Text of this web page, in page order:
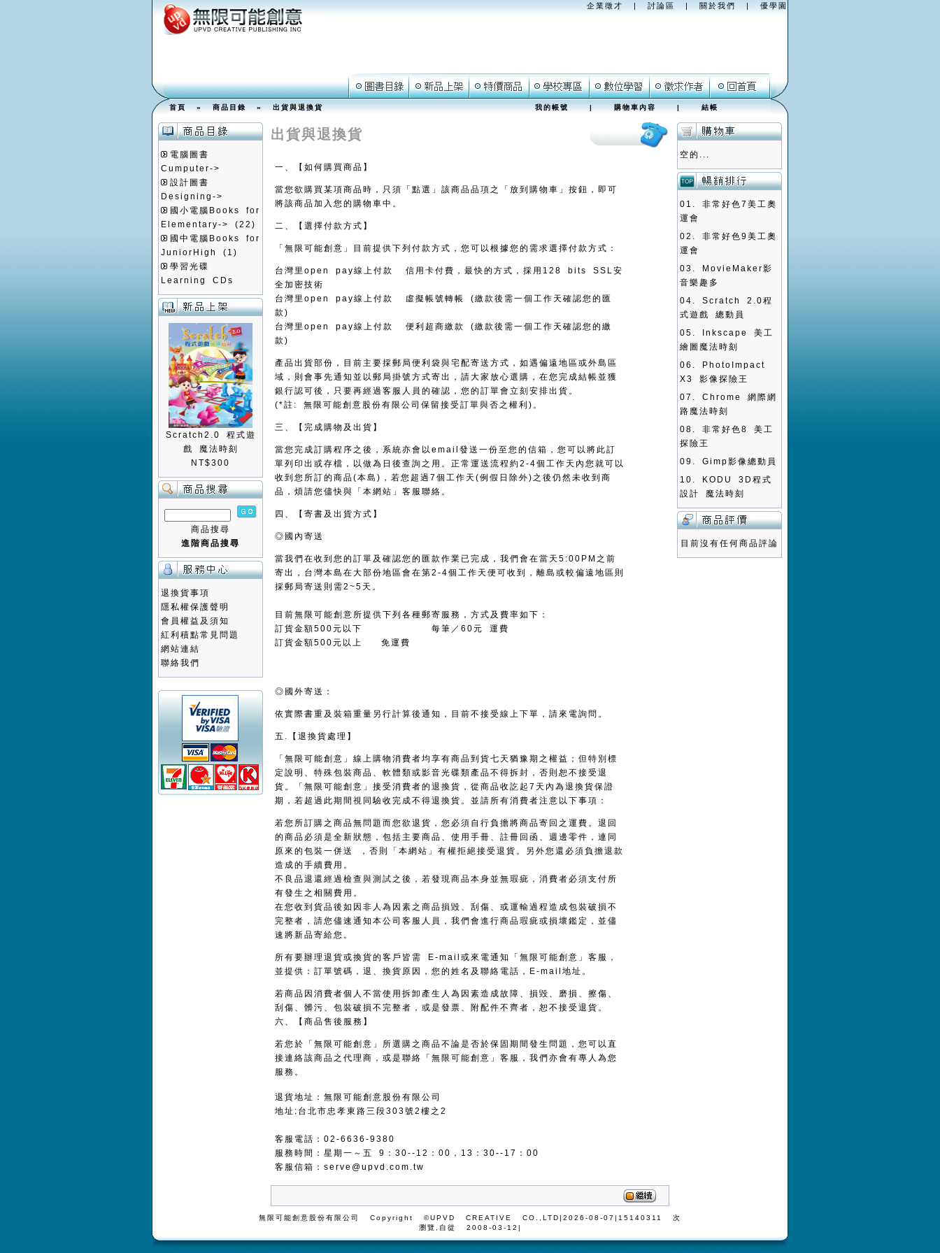
企業徵才 | 討論區 | 關於我們 | 優學園
首頁»商品目錄»出貨與退換貨 我的帳號|購物車內容|結帳
電腦圖書
Cumputer->
設計圖書
Designing->
國小電腦Books for
Elementary->
(22)
國中電腦Books for
JuniorHigh
(1)
學習光碟
Learning CDs
Scratch2.0 程式遊
戲 魔法時刻
NT$300
商品搜尋
進階商品搜尋
退換貨事項
隱私權保護聲明
會員權益及須知
紅利積點常見問題
網站連結
聯絡我們
出貨與退換貨
一、【如何購買商品】
當您欲購買某項商品時，只須「點選」該商品品項之「放到購物車」按鈕，即可
將該商品加入您的購物車中。
二、【選擇付款方式】
「無限可能創意」目前提供下列付款方式，您可以根據您的需求選擇付款方式：
台灣里open pay線上付款 信用卡付費，最快的方式，採用128 bits SSL安
全加密技術
台灣里open pay線上付款 虛擬帳號轉帳 (繳款後需一個工作天確認您的匯
款)
台灣里open pay線上付款 便利超商繳款 (繳款後需一個工作天確認您的繳
款)
產品出貨部份，目前主要採郵局便利袋與宅配寄送方式，如遇偏遠地區或外島區
域，則會事先通知並以郵局掛號方式寄出，請大家放心選購，在您完成結帳並獲
銀行認可後，只要再經過客服人員的確認，您的訂單會立刻安排出貨。
(*註: 無限可能創意股份有限公司保留接受訂單與否之權利)。
三、【完成購物及出貨】
當您完成訂購程序之後，系統亦會以email發送一份至您的信箱，您可以將此訂
單列印出或存檔，以做為日後查詢之用。正常運送流程約2-4個工作天內您就可以
收到您所訂的商品(本島)，若您超過7個工作天(例假日除外)之後仍然未收到商
品，煩請您儘快與「本網站」客服聯絡。
四、【寄書及出貨方式】
◎國內寄送
當我們在收到您的訂單及確認您的匯款作業已完成，我們會在當天5:00PM之前
寄出，台灣本島在大部份地區會在第2-4個工作天便可收到，離島或較偏遠地區則
採郵局寄送則需2~5天。
目前無限可能創意所提供下列各種郵寄服務，方式及費率如下：
訂貨金額500元以下 每筆／60元 運費
訂貨金額500元以上 免運費
◎國外寄送：
依實際書重及裝箱重量另行計算後通知，目前不接受線上下單，請來電詢問。
五.【退換貨處理】
「無限可能創意」線上購物消費者均享有商品到貨七天猶豫期之權益；但特別標
定說明、特殊包裝商品、軟體類或影音光碟類產品不得拆封，否則恕不接受退
貨。「無限可能創意」接受消費者的退換貨，從商品收訖起7天內為退換貨保證
期，若超過此期間視同驗收完成不得退換貨。並請所有消費者注意以下事項：
若您所訂購之商品無問題而您欲退貨，您必須自行負擔將商品寄回之運費。退回
的商品必須是全新狀態，包括主要商品、使用手冊、註冊回函、週邊零件，連同
原來的包裝一併送 ，否則「本網站」有權拒絕接受退貨。另外您還必須負擔退款
造成的手續費用。
不良品退還經過檢查與測試之後，若發現商品本身並無瑕疵，消費者必須支付所
有發生之相關費用。
在您收到貨品後如因非人為因素之商品損毀、刮傷、或運輸過程造成包裝破損不
完整者，請您儘速通知本公司客服人員，我們會進行商品瑕疵或損壞鑑定，並儘
速將新品寄給您。
所有要辦理退貨或換貨的客戶皆需 E-mail或來電通知「無限可能創意」客服，
並提供：訂單號碼，退、換貨原因，您的姓名及聯絡電話，E-mail地址。
若商品因消費者個人不當使用拆卸產生人為因素造成故障、損毀、磨損、擦傷、
刮傷、髒污、包裝破損不完整者，或是發票、附配件不齊者，恕不接受退貨。
六、【商品售後服務】
若您於「無限可能創意」所選購之商品不論是否於保固期間發生問題，您可以直
接連絡該商品之代理商，或是聯絡「無限可能創意」客服，我們亦會有專人為您
服務。
退貨地址：無限可能創意股份有限公司
地址:台北市忠孝東路三段303號2樓之2
客服電話：02-6636-9380
服務時間：星期一～五 9：30--12：00，13：30--17：00
客服信箱： serve@upvd.com.tw
空的...
01. 非常好色7美工奧
運會
02. 非常好色9美工奧
運會
03.
MovieMaker影
音樂趣多
04. Scratch 2.0程
式遊戲 總動員
05.
Inkscape 美工
繪圖魔法時刻
06.
PhotoImpact
X3 影像探險王
07. Chrome 網際網
路魔法時刻
08. 非常好色8 美工
探險王
09. Gimp影像總動員
10.
KODU 3D程式
設計 魔法時刻
目前沒有任何商品評論
無限可能創意股份有限公司 Copyright ©UPVD CREATIVE CO.,LTD|2026-08-07 |15140311 次
瀏覽,自從 2008-03-12|